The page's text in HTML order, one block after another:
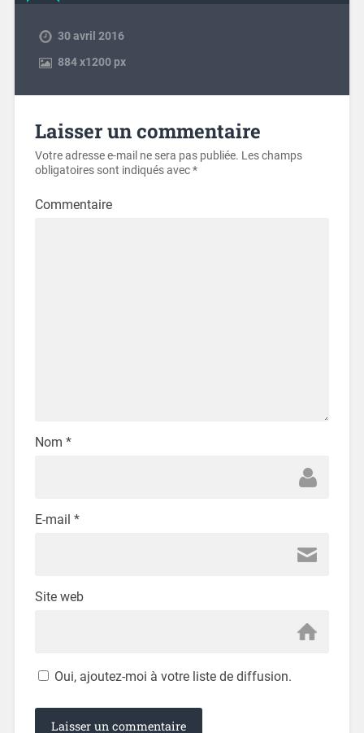
30 avril 2016
884x1200 px
Laisser un commentaire
Votre adresse e-mail ne sera pas publiée. Les champs
obligatoires sont indiqués avec*
Commentaire
Nom *
E-mail *
Site web
Oui, ajoutez-moi à votre liste de diffusion.